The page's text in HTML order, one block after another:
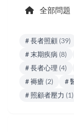
全部問題
# 長者照顧 (39)
# 末期疾病 (8)
# 長者心理 (4)
# 褥瘡 (2) #
# 照顧者壓力 (1)